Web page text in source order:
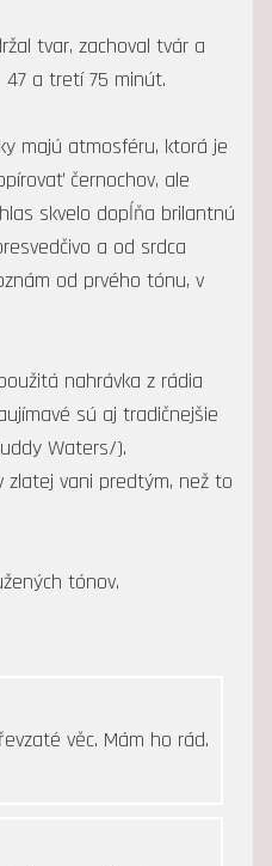
tvar, zachoval tvár a
a tretí 75 minút.
majú atmosféru, ktorá je
černochov, ale
skvelo dopĺňa brilantnú
a od srdca
od prvého tónu, v
nahrávka z rádia
sú aj tradičnejšie
Waters/).
zlatej vani predtým, než to
tónov.
věc. Mám ho rád.